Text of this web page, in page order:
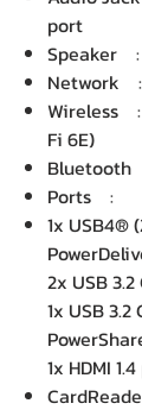
port
Speaker
Network
Wireless :
Fi 6E)
Ports :
1x USB4®
2x USB
1x USB 3.2
1x HDMI